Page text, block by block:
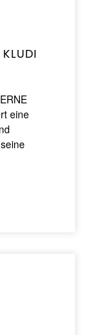
eine